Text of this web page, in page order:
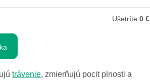
Ušetríte 0 €
trávenie, zmierňujú pocit plnosti a